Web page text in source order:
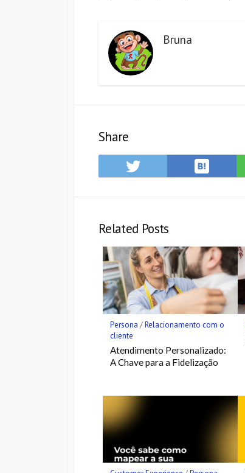
Bruna
Share
Share
on
Save
to
Related Posts
Persona /Relacionamento com o
cliente
Atendimento Personalizado:
A Chave para a Fidelização